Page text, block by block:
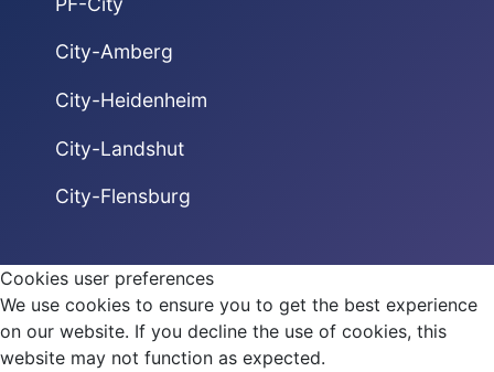
City-Amberg
City-Heidenheim
City-Landshut
City-Flensburg
Cookies user preferences
We use cookies to ensure you to get the best experience
on our website. If you decline the use of cookies, this
website may not function as expected.